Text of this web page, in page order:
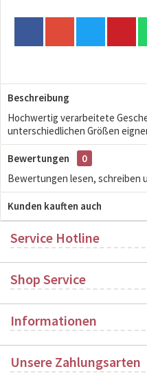
Beschreibung
Hochwertig verarbeitete
unterschiedlichen Größen
Bewertungen
0
Bewertungen lesen, schreiben
Kunden kauften auch
Service Hotline
Shop Service
Informationen
Unsere Zahlungsarten